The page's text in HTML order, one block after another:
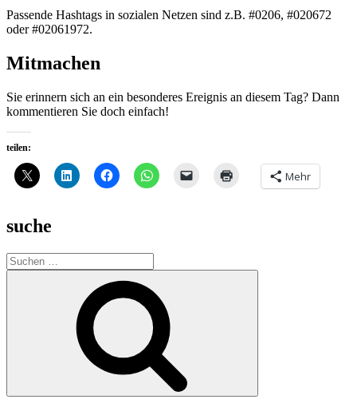
Passende Hashtags in sozialen Netzen sind z.B. #0206, #020672
oder #02061972.
Mitmachen
Sie erinnern sich an ein besonderes Ereignis an diesem Tag? Dann
kommentieren Sie doch einfach!
teilen:
Mehr
suche
Suche
nach: